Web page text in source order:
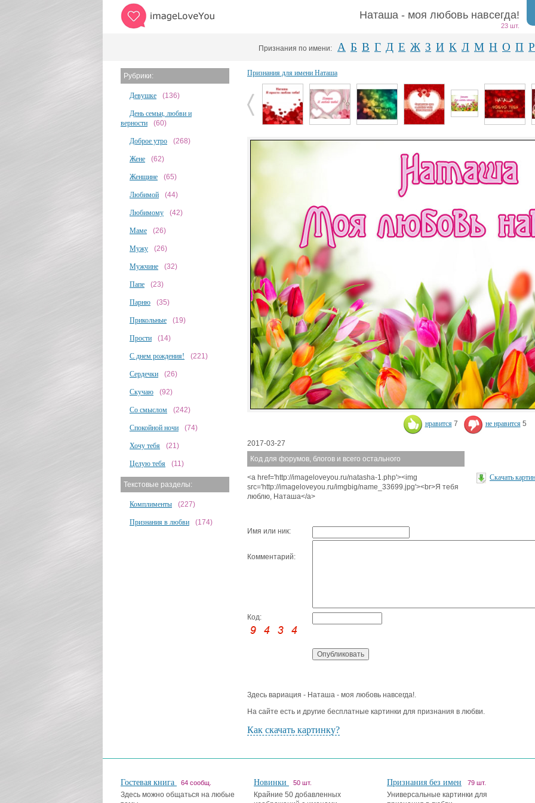
Наташа - моя любовь навсегда!
23 шт.
Признания по имени: А Б В Г Д Е Ж З И К Л М Н О П Р
Рубрики:
Девушке (136)
День семьи, любви и
верности
(60)
Доброе утро (268)
Жене (62)
Женщине (65)
Любимой (44)
Любимому (42)
Маме (26)
Мужу (26)
Мужчине (32)
Папе (23)
Парню (35)
Прикольные (19)
Прости (14)
С днем рождения! (221)
Сердечки (26)
Скучаю (92)
Со смыслом (242)
Спокойной ночи (74)
Хочу тебя (21)
Целую тебя (11)
Текстовые разделы:
Комплименты (227)
Признания в любви (174)
Признания для имени Наташа
нравится 7 не нравится 5
2017-03-27
Код для форумов, блогов и всего остального
<a href='http://imageloveyou.ru/natasha-1.php'><img
src='http://imageloveyou.ru/imgbig/name_33699.jpg'><br>Я тебя
люблю, Наташа</a>
Скачать
Имя или ник:
Комментарий:
Код:
Здесь вариация - Наташа - моя любовь навсегда!.
На сайте есть и другие бесплатные картинки для признания в любви.
Как скачать картинку?
Гостевая книга 64 сообщ.
Здесь можно общаться на любые
Новинки 50 шт.
Крайние 50 добавленных
Признания без имен 79 шт.
Универсальные картинки для